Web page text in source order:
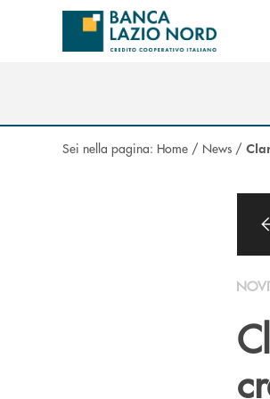
Salta al contenuto principale
Sei nella pagina: Home / News /